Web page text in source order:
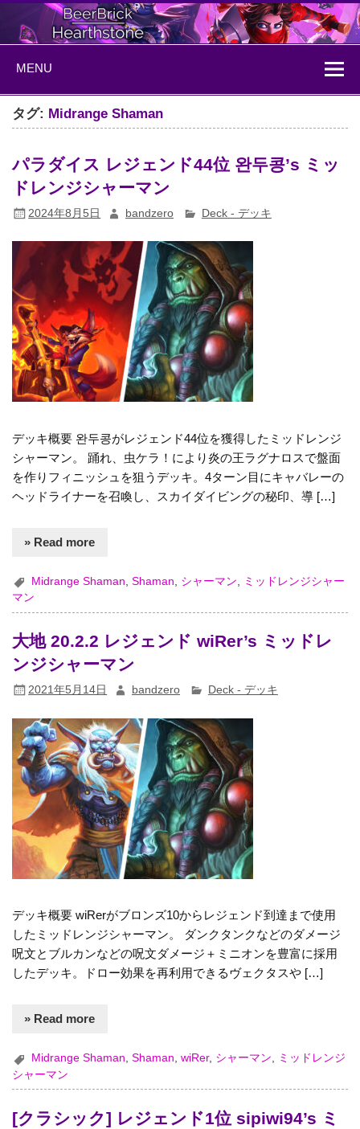
Skip
content
BeerBrick
Hearthstone
MENU
タグ: Midrange Shaman
パラダイス レジェンド44位 완두콩’s ミッ
ドレンジシャーマン
2024年8月5日 bandzero Deck - デッキ
デッキ概要 완두콩がレジェンド44位を獲得したミッドレンジ
シャーマン。 踊れ、虫ケラ！により炎の王ラグナロスで盤面
を作りフィニッシュを狙うデッキ。4ターン目にキャバレーの
ヘッドライナーを召喚し、スカイダイビングの秘印、導 […]
» Read more
Midrange Shaman ,Shaman シャーマン
ミッドレンジシャー
マン
大地 20.2.2 レジェンド wiRer’s ミッドレ
ンジシャーマン
2021年5月14日 bandzero Deck - デッキ
デッキ概要 wiRerがブロンズ10からレジェンド到達まで使用
したミッドレンジシャーマン。 ダンクタンクなどのダメージ
呪文とブルカンなどの呪文ダメージ＋ミニオンを豊富に採用
したデッキ。ドロー効果を再利用できるヴェクタスや […]
» Read more
Midrange Shaman,Shaman,wiRer, シャーマン, ミッドレンジ
シャーマン
[クラシック] レジェンド1位 sipiwi94’s ミ